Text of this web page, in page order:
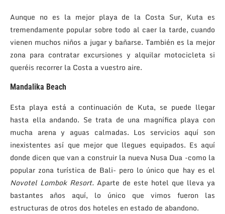
Aunque no es la mejor playa de la Costa Sur, Kuta es
tremendamente popular sobre todo al caer la tarde, cuando
vienen muchos niños a jugar y bañarse. También es la mejor
zona para contratar excursiones y alquilar motocicleta si
queréis recorrer la Costa a vuestro aire.
Mandalika Beach
Esta playa está a continuación de Kuta, se puede llegar
hasta ella andando. Se trata de una magnífica playa con
mucha arena y aguas calmadas. Los servicios aquí son
inexistentes así que mejor que llegues equipados. Es aquí
donde dicen que van a construir la nueva Nusa Dua -como la
popular zona turística de Bali- pero lo único que hay es el
Novotel Lombok Resort. Aparte de este hotel que lleva ya
bastantes años aquí, lo único que vimos fueron las
estructuras de otros dos hoteles en estado de abandono.